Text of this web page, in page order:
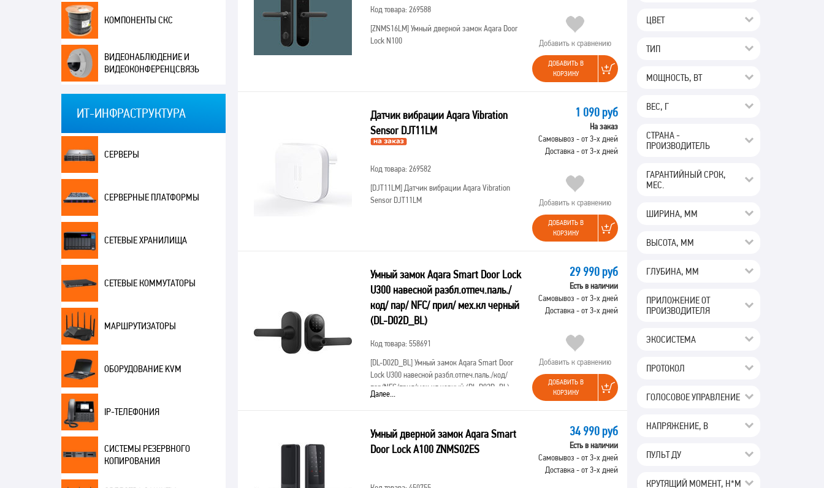
КОМПОНЕНТЫ СКС
ВИДЕОНАБЛЮДЕНИЕ И
ВИДЕОКОНФЕРЕНЦСВЯЗЬ
ИТ-ИНФРАСТРУКТУРА
СЕРВЕРЫ
СЕРВЕРНЫЕ ПЛАТФОРМЫ
СЕТЕВЫЕ ХРАНИЛИЩА
СЕТЕВЫЕ КОММУТАТОРЫ
МАРШРУТИЗАТОРЫ
ОБОРУДОВАНИЕ KVM
IP-ТЕЛЕФОНИЯ
СИСТЕМЫ РЕЗЕРВНОГО
КОПИРОВАНИЯ
ЦВЕТ
ТИП
МОЩНОСТЬ, ВТ
ВЕС, Г
СТРАНА -
ПРОИЗВОДИТЕЛЬ
ГАРАНТИЙНЫЙ СРОК,
МЕС.
ШИРИНА, ММ
ВЫСОТА, ММ
ГЛУБИНА, ММ
ПРИЛОЖЕНИЕ ОТ
ПРОИЗВОДИТЕЛЯ
ЭКОСИСТЕМА
ПРОТОКОЛ
ГОЛОСОВОЕ УПРАВЛЕНИЕ
НАПРЯЖЕНИЕ, В
ПУЛЬТ ДУ
КРУТЯЩИЙ МОМЕНТ, Н*М
Код товара: 269588
[ZNMS16LM]Умный дверной замок Aqara Door
Lock N100
Добавить к сравнению
ДОБАВИТЬ В
КОРЗИНУ
Датчик вибрации Aqara Vibration
Sensor DJT11LM
Код товара: 269582
[DJT11LM]Датчик вибрации Aqara Vibration
Sensor DJT11LM
1 090 руб
На заказ
Самовывоз - от 3-х дней
Доставка - от 3-х дней
Добавить к сравнению
ДОБАВИТЬ В
КОРЗИНУ
Умный замок Aqara Smart Door Lock
U300 навесной разбл.отпеч.паль./
код/ пар/ NFC/ прил/ мех.кл черный
(DL-D02D_BL)
Код товара: 558691
[DL-D02D_BL]Умный замок Aqara Smart Door
Lock U300 навесной разбл.отпеч.паль./код/
пар/NFC/прил/мех.кл черный (DL-D02D_BL)
Далее...
29 990 руб
Есть в наличии
Самовывоз - от 3-х дней
Доставка - от 3-х дней
Добавить к сравнению
ДОБАВИТЬ В
КОРЗИНУ
Умный дверной замок Aqara Smart
Door Lock A100 ZNMS02ES
34 990 руб
Есть в наличии
Самовывоз - от 3-х дней
Доставка - от 3-х дней